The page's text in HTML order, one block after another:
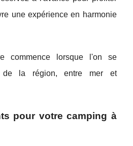
une expérience en harmonie
commence lorsque l'on se
de la région, entre mer et
pour votre camping à